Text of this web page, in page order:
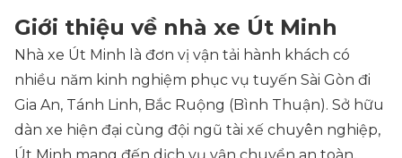
Giới thiệu về nhà xe Út Minh
Nhà xe Út Minh là đơn vị vận tải hành khách có
nhiều năm kinh nghiệm phục vụ tuyến Sài Gòn đi
Gia An, Tánh Linh, Bắc Ruộng (Bình Thuận). Sở hữu
dàn xe hiện đại cùng đội ngũ tài xế chuyên nghiệp,